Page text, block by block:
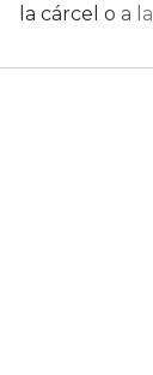
la cárcel o a